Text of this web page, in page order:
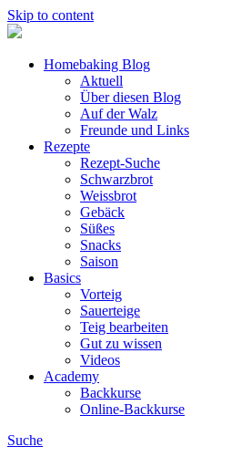
Skip to content
Homebaking Blog
Aktuell
Über diesen Blog
Auf der Walz
Freunde und Links
Rezepte
Rezept-Suche
Schwarzbrot
Weissbrot
Gebäck
Süßes
Snacks
Saison
Basics
Vorteig
Sauerteige
Teig bearbeiten
Gut zu wissen
Videos
Academy
Backkurse
Online-Backkurse
Suche